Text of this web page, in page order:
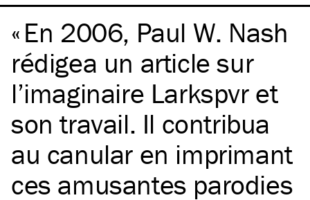
En 2006, Paul W. Nash
rédigea un article sur
l’imaginaire Larkspvr et
son travail. Il contribua
au canular en imprimant
ces amusantes parodies